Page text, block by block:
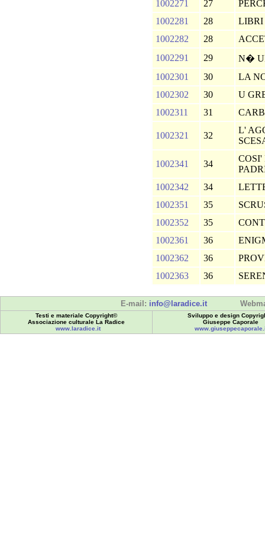
1002271
27
1002281
28
1002282
28
1002291
29
N�
1002301
30
LA
1002302
30
U
1002311
31
1002321 32
L'
1002341 34
COSI'
1002342
34
1002351
35
1002352
35
1002361
36
1002362
36
1002363
36
E-mail: info@laradice.it
Testi e materiale Copyright©
Associazione culturale La Radice
www.laradice.it
Sviluppo e design
Giuseppe Caporale